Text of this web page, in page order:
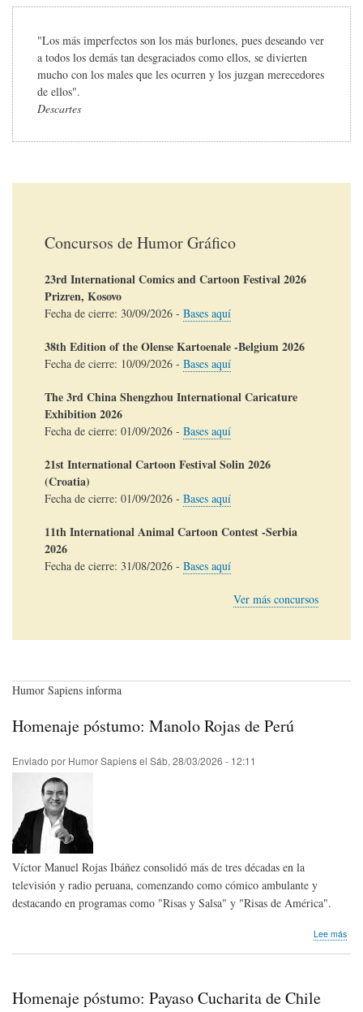
"Los más imperfectos son los más burlones, pues deseando ver
a todos los demás tan desgraciados como ellos, se divierten
mucho con los males que les ocurren y los juzgan merecedores
de ellos".
Descartes
Concursos de Humor Gráfico
23rd International Comics and Cartoon Festival 2026
Prizren, Kosovo
Fecha de cierre: 30/09/2026 - Bases aquí
38th Edition of the Olense Kartoenale -Belgium 2026
Fecha de cierre: 10/09/2026 - Bases aquí
The 3rd China Shengzhou International Caricature
Exhibition 2026
Fecha de cierre: 01/09/2026 - Bases aquí
21st International Cartoon Festival Solin 2026
(Croatia)
Fecha de cierre: 01/09/2026 - Bases aquí
11th International Animal Cartoon Contest -Serbia
2026
Fecha de cierre: 31/08/2026 - Bases aquí
Ver más concursos
Humor Sapiens informa
Homenaje póstumo: Manolo Rojas de Perú
Enviado por Humor Sapiensel Sáb, 28/03/2026 - 12:11
Víctor Manuel Rojas Ibáñez consolidó más de tres décadas en la
televisión y radio peruana, comenzando como cómico ambulante y
destacando en programas como "Risas y Salsa" y "Risas de América".
Lee más
Homenaje póstumo: Payaso Cucharita de Chile